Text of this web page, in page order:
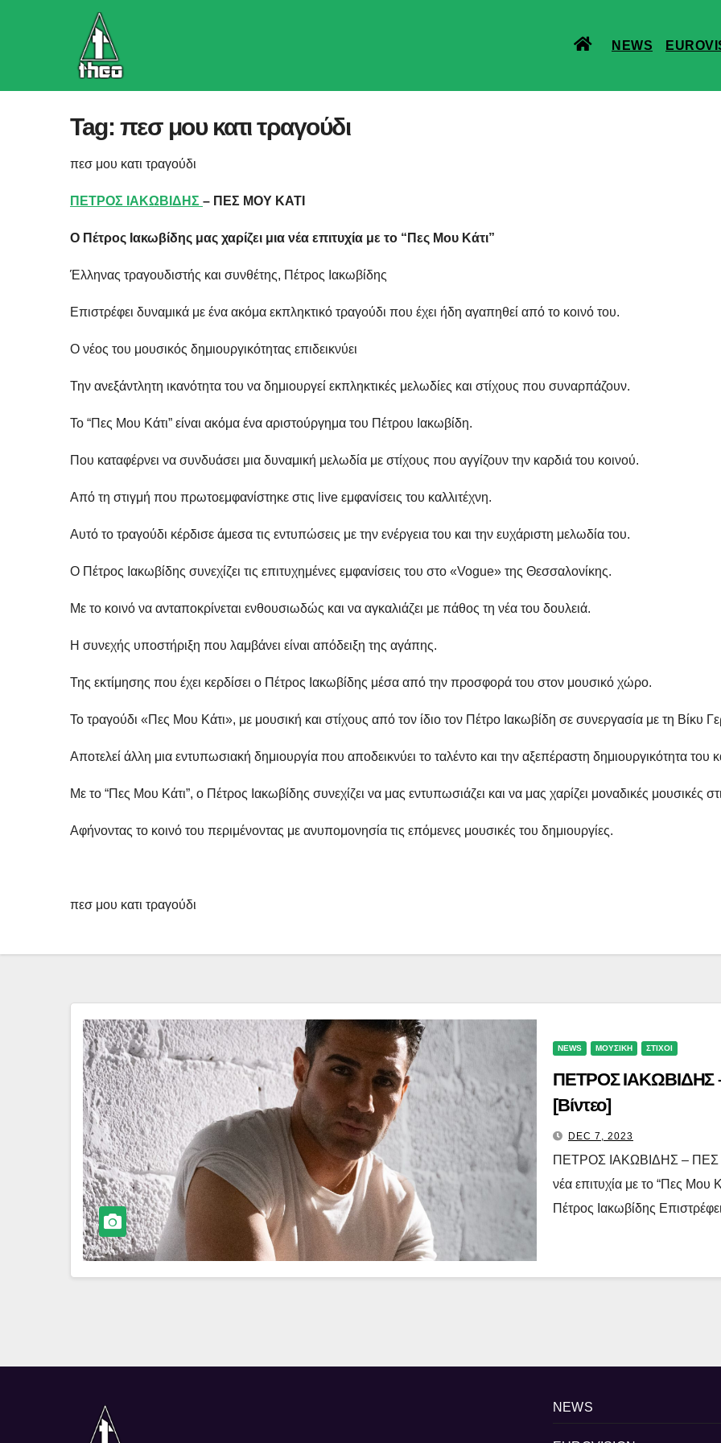
NEWS
Tag: πεσ μου κατι τραγούδι
πεσ μου κατι τραγούδι
ΠΕΤΡΟΣ ΙΑΚΩΒΙΔΗΣ – ΠΕΣ ΜΟΥ ΚΑΤΙ
Ο Πέτρος Ιακωβίδης μας χαρίζει μια νέα επιτυχία με το “Πες Μου Κάτι”
Έλληνας τραγουδιστής και συνθέτης, Πέτρος Ιακωβίδης
Επιστρέφει δυναμικά με ένα ακόμα εκπληκτικό τραγούδι που έχει ήδη αγαπηθεί από το κοινό του.
Ο νέος του μουσικός δημιουργικότητας επιδεικνύει
Την ανεξάντλητη ικανότητα του να δημιουργεί εκπληκτικές μελωδίες και στίχους που συναρπάζουν.
Το “Πες Μου Κάτι” είναι ακόμα ένα αριστούργημα του Πέτρου Ιακωβίδη.
Που καταφέρνει να συνδυάσει μια δυναμική μελωδία με στίχους που αγγίζουν την καρδιά του κοινού.
Από τη στιγμή που πρωτοεμφανίστηκε στις live εμφανίσεις του καλλιτέχνη.
Αυτό το τραγούδι κέρδισε άμεσα τις εντυπώσεις με την ενέργεια του και την ευχάριστη μελωδία του.
Ο Πέτρος Ιακωβίδης συνεχίζει τις επιτυχημένες εμφανίσεις του στο «Vogue» της Θεσσαλονίκης.
Με το κοινό να ανταποκρίνεται ενθουσιωδώς και να αγκαλιάζει με πάθος τη νέα του δουλειά.
Η συνεχής υποστήριξη που λαμβάνει είναι απόδειξη της αγάπης.
Της εκτίμησης που έχει κερδίσει ο Πέτρος Ιακωβίδης μέσα από την προσφορά του στον μουσικό χώρο.
Το τραγούδι «Πες Μου Κάτι», με μουσική και στίχους από τον ίδιο τον Πέτρο Ιακωβίδη σε συνεργασία με τη Βίκυ
Αποτελεί άλλη μια εντυπωσιακή δημιουργία που αποδεικνύει το ταλέντο και την αξεπέραστη δημιουργικότητα του
Με το “Πες Μου Κάτι”, ο Πέτρος Ιακωβίδης συνεχίζει να μας εντυπωσιάζει και να μας χαρίζει μοναδικές μουσικές
Αφήνοντας το κοινό του περιμένοντας με ανυπομονησία τις επόμενες μουσικές του δημιουργίες.
πεσ μου κατι τραγούδι
NEWS ΜΟΥΣΙΚΗ ΣΤΙΧΟΙ
ΠΕΤΡΟΣ ΙΑΚΩΒΙΔΗΣ
[Βίντεο]
DEC 7, 2023
ΠΕΤΡΟΣ ΙΑΚΩΒΙΔΗΣ – ΠΕΣ
νέα επιτυχία με το “Πες Μου
Πέτρος Ιακωβίδης
NEWS